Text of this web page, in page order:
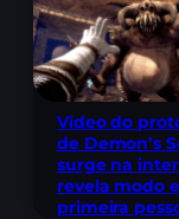
Vídeo do
de Demon’s
surge na
revela modo
primeira